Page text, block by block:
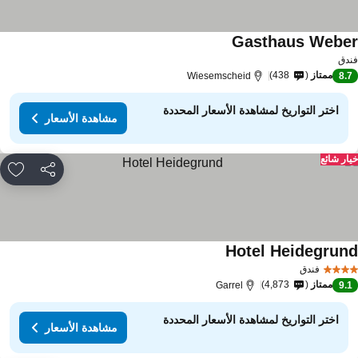
Gasthaus
8.7 ممتاز 438
Wiesemscheid
اختر التواريخ لمشاهدة الأسعار المحددة
مشاهدة الأسعار
مشاركة
شائع
فندق
Hotel
9.1 ممتاز 4,873
Garrel
اختر التواريخ لمشاهدة الأسعار المحددة
مشاهدة الأسعار